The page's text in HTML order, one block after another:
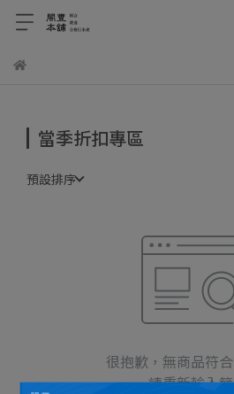
當季折扣專區
預設排序
很抱歉，無商品符
請重新輸入